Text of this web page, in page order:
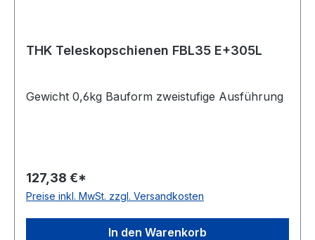
THK Teleskopschienen FBL35 E+305L
Gewicht 0,6kg Bauform zweistufige Ausführung
127,38 €*
Preise inkl. MwSt. zzgl. Versandkosten
In den Warenkorb